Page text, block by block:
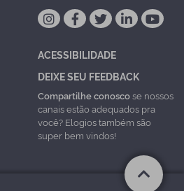
ACESSIBILIDADE
DEIXE SEU FEEDBACK
Compartilhe conoscose nossos
canais estão adequados pra
você? Elogios também são
super bem vindos!